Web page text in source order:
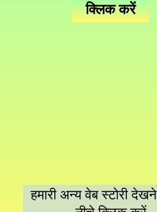
हमारी अन्य वेब स्टोरी
क्लिक करें